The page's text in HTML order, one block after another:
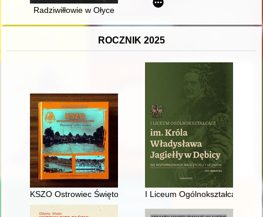
Radziwiłłowie w Ołyce
ROCZNIK 2025
KSZO Ostrowiec Świętokrzyski : pływanie i piłka wodna :
I Liceum Ogólnokształcące im.